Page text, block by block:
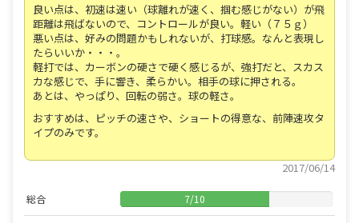
良い点は、初速は速い（球離れが速く、掴む感じがない）が飛
距離は飛ばないので、コントロールが良い。軽い（７５ｇ）
悪い点は、好みの問題かもしれないが、打球感。なんと表現し
たらいいか・・・。
軽打では、カーボンの硬さで硬く感じるが、強打だと、スカス
カな感じで、手に響き、柔らかい。相手の球に押される。
あとは、やっぱり、回転の弱さ。球の軽さ。
おすすめは、ピッチの速さや、ショートの得意な、前陣速攻タ
イプのみです。
2017/06/14
総合 7/10